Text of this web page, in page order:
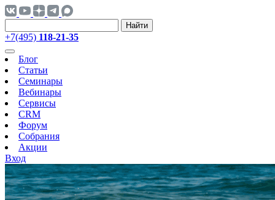
Найти
+7(495) 118-21-35
Блог
Статьи
Семинары
Вебинары
Сервисы
CRM
Форум
Собрания
Акции
Вход